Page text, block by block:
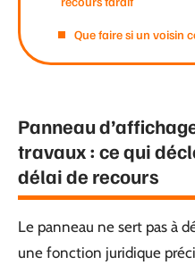
Que faire si un voisin
Panneau
travaux : ce qui
délai de recours
Le panneau ne sert pas à
une fonction juridique